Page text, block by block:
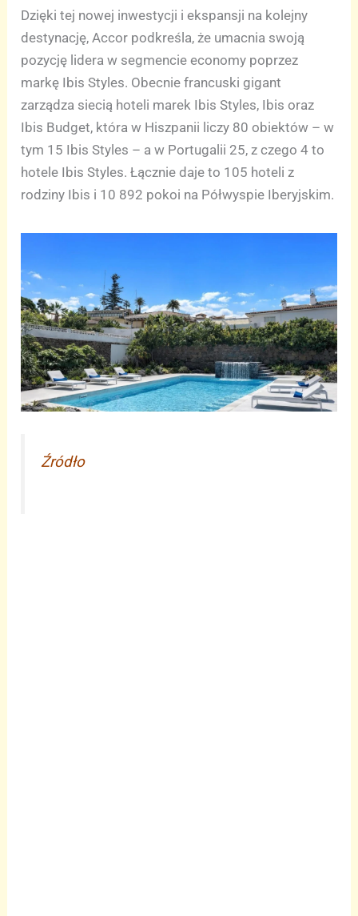
Dzięki tej nowej inwestycji i ekspansji na kolejny
destynację, Accor podkreśla, że umacnia swoją
pozycję lidera w segmencie economy poprzez
markę Ibis Styles. Obecnie francuski gigant
zarządza siecią hoteli marek Ibis Styles, Ibis oraz
Ibis Budget, która w Hiszpanii liczy 80 obiektów – w
tym 15 Ibis Styles – a w Portugalii 25, z czego 4 to
hotele Ibis Styles. Łącznie daje to 105 hoteli z
rodziny Ibis i 10 892 pokoi na Półwyspie Iberyjskim.
Źródło